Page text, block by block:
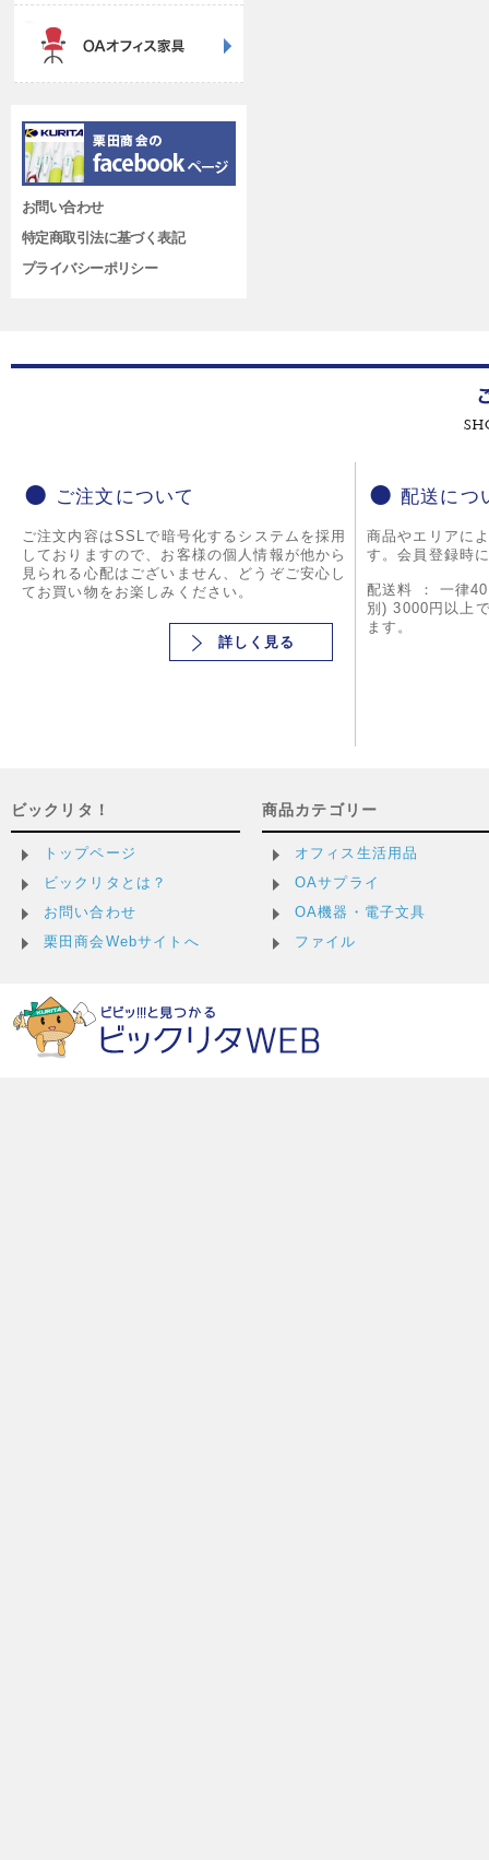
お問い合わせ
特定商取引法に基づく表記
プライバシーポリシー
ご注文について
ご注文内容はSSLで暗号化するシステムを採用
しておりますので、お客様の個人情報が他から
見られる心配はございません、どうぞご安心し
てお買い物をお楽しみください。
詳しく見る
配送につ
商品やエリアに
す。会員登録時
配送料 ： 一律
別) 3000円以上
ます。
ビックリタ！
トップページ
ビックリタとは？
お問い合わせ
栗田商会Webサイトへ
商品カテゴリー
オフィス生活用品
OAサプライ
OA機器・電子文具
ファイル